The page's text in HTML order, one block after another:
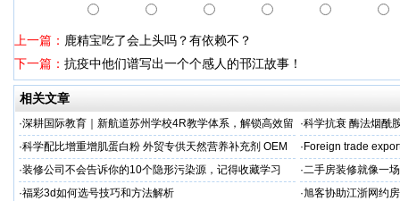
上一篇： 鹿精宝吃了会上头吗？有依赖不？
下一篇： 抗疫中他们谱写出一个个感人的邗江故事！
相关文章
·深耕国际教育｜新航道苏州学校4R教学体系，解锁高效留
学备考之路
·科学抗衰 酶法烟酰
M/ODM定制
·科学配比增重增肌蛋白粉 外贸专供天然营养补充剂 OEM
源头定制
· Foreign trade
·装修公司不会告诉你的10个隐形污染源，记得收藏学习 ·二手房装修就像一
糟心！看完这篇再开
·福彩3d如何选号技巧和方法解析 ·旭客协助江浙网约